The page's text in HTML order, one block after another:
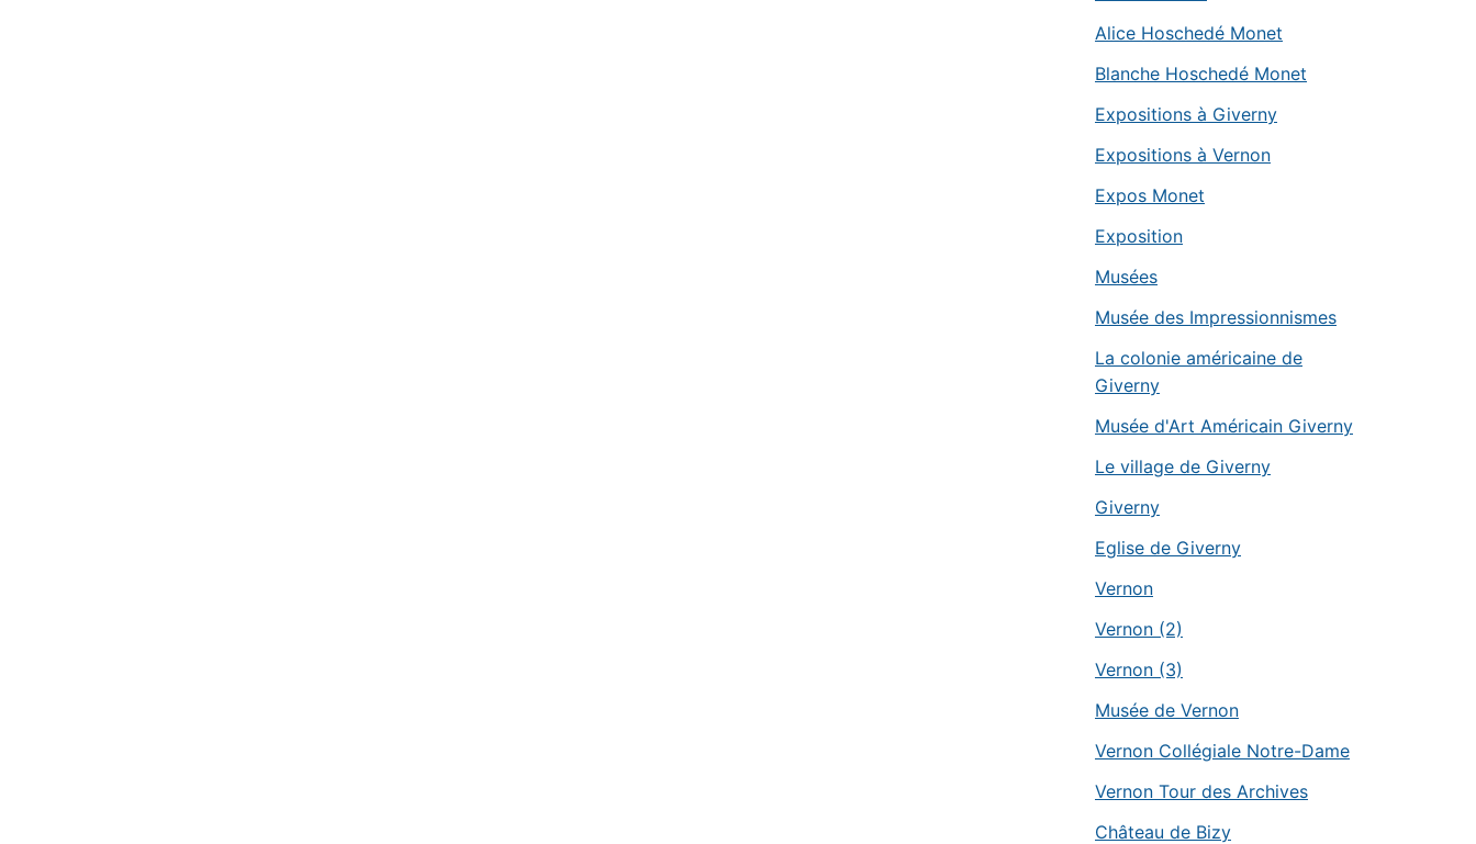
Alice Hoschedé Monet
Blanche Hoschedé Monet
Expositions à Giverny
Expositions à Vernon
Expos Monet
Exposition
Musées
Musée des Impressionnismes
La colonie américaine de
Giverny
Musée d'Art Américain Giverny
Le village de Giverny
Giverny
Eglise de Giverny
Vernon
Vernon (2)
Vernon (3)
Musée de Vernon
Vernon Collégiale Notre-Dame
Vernon Tour des Archives
Château de Bizy